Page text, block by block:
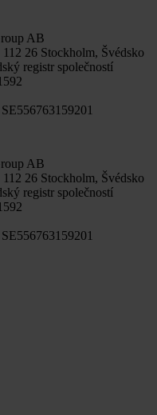
AB
26 Stockholm, Švédsko
registr společností
AB
26 Stockholm, Švédsko
registr společností